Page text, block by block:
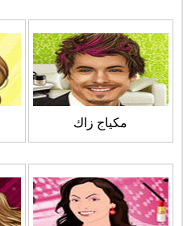
مكياج زاك